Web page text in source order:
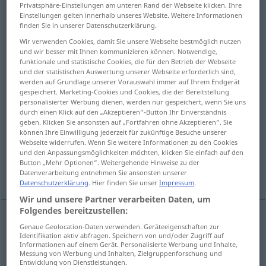
Übersicht aller Übersetzungen
(Für mehr Details die Übersetzung anklicken/antippen)
im Feld ins aufs Feld
in der Ferne, von Hause weg, draußen, im
weiteren Umfeld
in die Ferne, hinaus
in die Irre, vom rechten Wege ab
imFeld afieldselten(in field)
Privatsphäre-Einstellungen am unteren Rand der Webseite klicken. Ihre
Einstellungen gelten innerhalb unseres Website. Weitere Informationen
finden Sie in unserer Datenschutzerklärung.
Wir verwenden Cookies, damit Sie unsere Webseite bestmöglich nutzen
und wir besser mit Ihnen kommunizieren können. Notwendige,
funktionale und statistische Cookies, die für den Betrieb der Webseite
und der statistischen Auswertung unserer Webseite erforderlich sind,
werden auf Grundlage unserer Vorauswahl immer auf Ihrem Endgerät
gespeichert. Marketing-Cookies und Cookies, die der Bereitstellung
personalisierter Werbung dienen, werden nur gespeichert, wenn Sie uns
durch einen Klick auf den „Akzeptieren“-Button Ihr Einverständnis
geben. Klicken Sie ansonsten auf „Fortfahren ohne Akzeptieren“. Sie
können Ihre Einwilligung jederzeit für zukünftige Besuche unserer
Webseite widerrufen. Wenn Sie weitere Informationen zu den Cookies
und den Anpassungsmöglichkeiten möchten, klicken Sie einfach auf den
Button „Mehr Optionen“. Weitergehende Hinweise zu der
Datenverarbeitung entnehmen Sie ansonsten unserer
Datenschutzerklärung. Hier finden Sie unserImpressum.
Wir und unsere Partner verarbeiten Daten, um
Folgendes bereitzustellen:
Genaue Geolocation-Daten verwenden. Geräteeigenschaften zur
Identifikation aktiv abfragen. Speichern von und/oder Zugriff auf
Informationen auf einem Gerät. Personalisierte Werbung und Inhalte,
Messung von Werbung und Inhalten, Zielgruppenforschung und
Entwicklung von Dienstleistungen.